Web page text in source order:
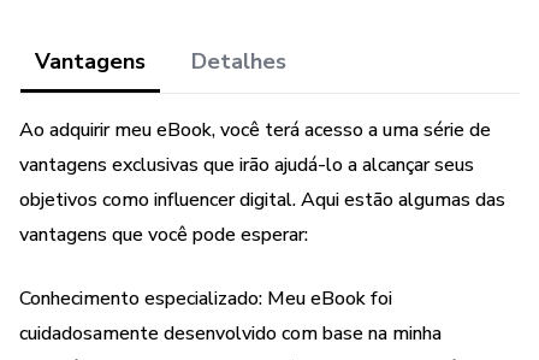
público-alvo de maneira eficaz.
inspiradoras, o autor [Ebook do Sucesso], um influencer
digital de renome, revela estratégias avançadas de
engajamento, técnicas de monetização e parcerias com
marcas. Saiba como construir relacionamentos genuínos
influentes.
Vantagens Detalhes
Ao adquirir meu eBook, você terá acesso a uma série de
vantagens exclusivas que irão ajudá-lo a alcançar seus
objetivos como influencer digital. Aqui estão algumas das
vantagens que você pode esperar:
Conhecimento especializado: Meu eBook foi
cuidadosamente desenvolvido com base na minha